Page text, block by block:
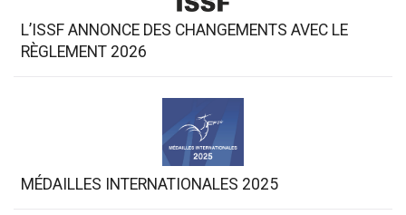
L’ISSF ANNONCE DES CHANGEMENTS AVEC LE
RÈGLEMENT 2026
MÉDAILLES INTERNATIONALES 2025